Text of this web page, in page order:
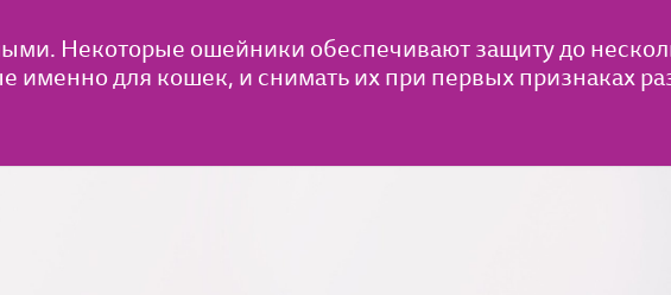
Некоторые ошейники обеспечивают защиту до
именно для кошек, и снимать их при первых признаках